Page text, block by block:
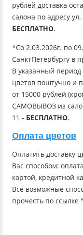
рублей доставка
салона по адресу
БЕСПЛАТНО.
*Со 2.03.2026г. по
СанктПетербургу в
В указанный период
цветов поштучно и
от 15000 рублей
САМОВЫВОЗ из
11 - БЕСПЛАТНО.
Оплата цветов
Оплатить доставку
Вас способом:
картой, кредитной
Все возможные
прочесть по ссылке "